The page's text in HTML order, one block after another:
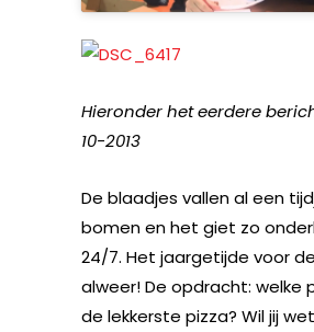
Hieronder het eerdere
10-2013
De blaadjes vallen al een
bomen en het giet zo
24/7. Het jaargetijde voor
alweer! De opdracht: welke
de lekkerste pizza? Wil jij